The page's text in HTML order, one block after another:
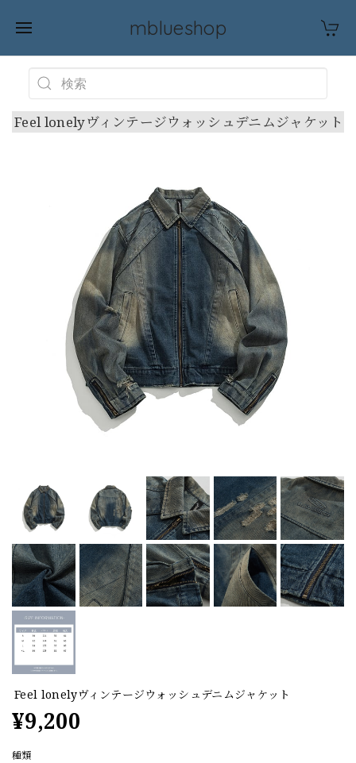
mblueshop
Feel lonelyヴィンテージウォッシュデニムジャケット
Feel lonelyヴィンテージウォッシュデニムジャケット
¥9,200
種類